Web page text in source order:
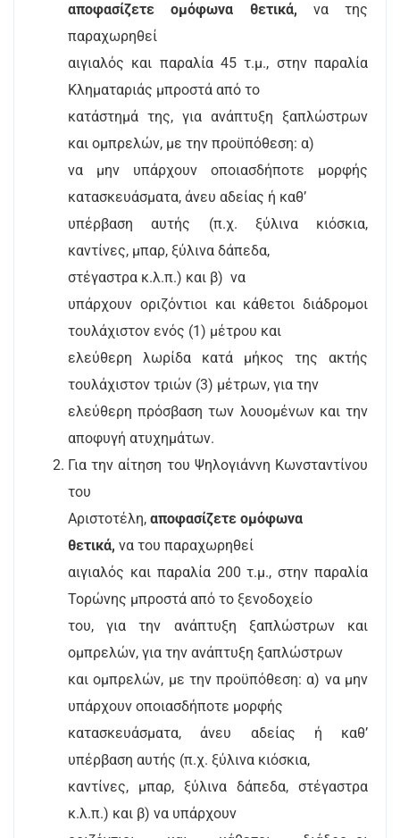
αποφασίζετε ομόφωνα
θετικά, να της
παραχωρηθεί
αιγιαλός και παραλία 45 τ.μ., στην παραλία
Κληματαριάς μπροστά από το
κατάστημά της, για ανάπτυξη ξαπλώστρων
και ομπρελών, με την προϋπόθεση: α)
να μην υπάρχουν οποιασδήποτε μορφής
κατασκευάσματα, άνευ αδείας ή καθ’
υπέρβαση αυτής (π.χ. ξύλινα κιόσκια,
καντίνες, μπαρ, ξύλινα δάπεδα,
στέγαστρα κ.λ.π.) και β) να
υπάρχουν οριζόντιοι και κάθετοι διάδρομοι
τουλάχιστον ενός (1) μέτρου και
ελεύθερη λωρίδα κατά μήκος της ακτής
τουλάχιστον τριών (3) μέτρων, για την
ελεύθερη πρόσβαση των λουομένων και την
αποφυγή ατυχημάτων.
Για την αίτηση του Ψηλογιάννη Κωνσταντίνου
του
Αριστοτέλη, αποφασίζετε ομόφωνα
θετικά, να του παραχωρηθεί
αιγιαλός και παραλία 200 τ.μ., στην παραλία
Τορώνης μπροστά από το ξενοδοχείο
του, για την ανάπτυξη ξαπλώστρων και
ομπρελών, για την ανάπτυξη ξαπλώστρων
και ομπρελών, με την προϋπόθεση: α) να μην
υπάρχουν οποιασδήποτε μορφής
κατασκευάσματα, άνευ αδείας ή καθ’
υπέρβαση αυτής (π.χ. ξύλινα κιόσκια,
καντίνες, μπαρ, ξύλινα δάπεδα, στέγαστρα
κ.λ.π.) και β) να υπάρχουν